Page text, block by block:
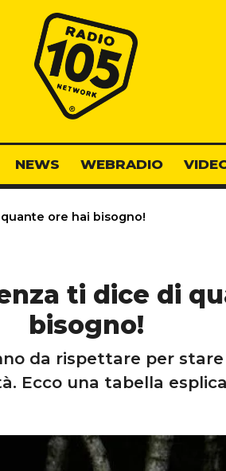
Radio 105
NEWS WEBRADIO
ore hai bisogno!
ti dice di
bisogno!
da rispettare per
Ecco una tabella